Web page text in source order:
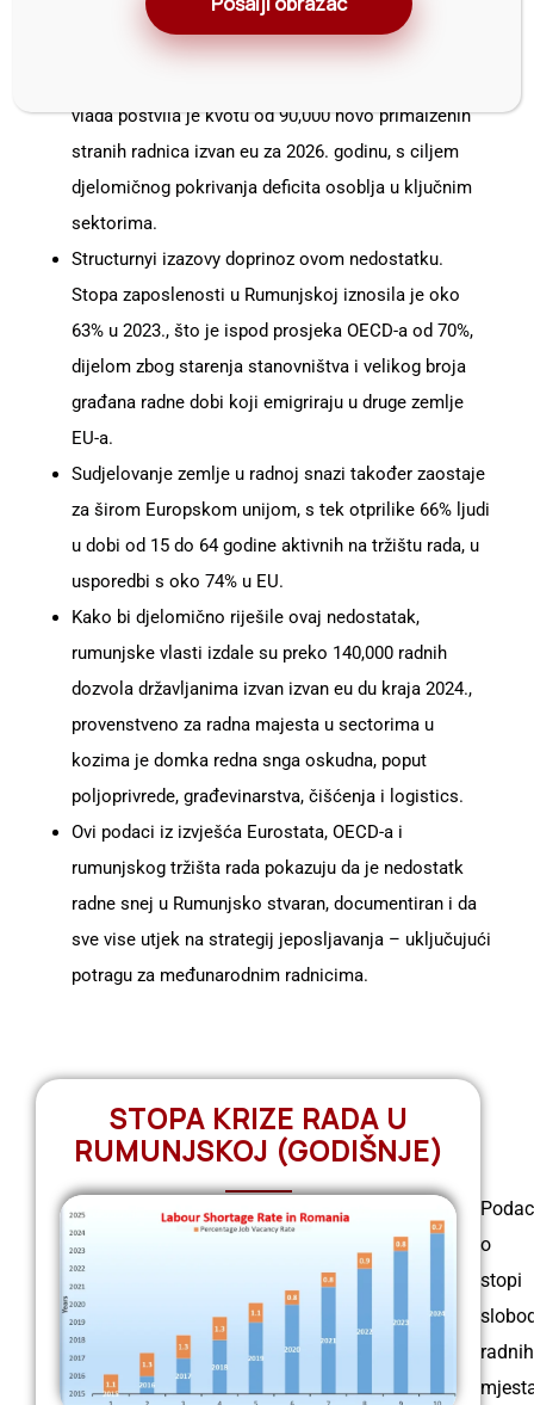
uloge u građevinarstvu, proizvodnji, ugostiteljstvu i
vlada postvila je kvotu od 90,000 novo primalzenih
stranih radnica izvan eu za 2026. godinu, s ciljem
djelomičnog pokrivanja deficita osoblja u ključnim
sektorima.
Structurnyi izazovy doprinoz ovom nedostatku.
Stopa zaposlenosti u Rumunjskoj iznosila je oko
63% u 2023., što je ispod prosjeka OECD-a od 70%,
dijelom zbog starenja stanovništva i velikog broja
građana radne dobi koji emigriraju u druge zemlje
EU-a.
Sudjelovanje zemlje u radnoj snazi ​​također zaostaje
za širom Europskom unijom, s tek otprilike 66% ljudi
u dobi od 15 do 64 godine aktivnih na tržištu rada, u
usporedbi s oko 74% u EU.
Kako bi djelomično riješile ovaj nedostatak,
rumunjske vlasti izdale su preko 140,000 radnih
dozvola državljanima izvan izvan eu du kraja 2024.,
provenstveno za radna majesta u sectorima u
kozima je domka redna snga oskudna, poput
poljoprivrede, građevinarstva, čišćenja i logistics.
Ovi podaci iz izvješća Eurostata, OECD-a i
rumunjskog tržišta rada pokazuju da je nedostatk
radne snej u Rumunjsko stvaran, documentiran i da
sve vise utjek na strategij jeposljavanja – uključujući
potragu za međunarodnim radnicima.
STOPA KRIZE RADA U
RUMUNJSKOJ (GODIŠNJE)
o
stopi
radnih